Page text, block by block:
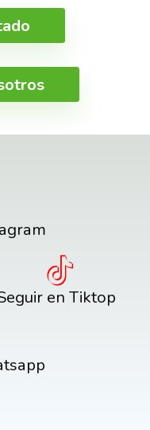
en Tiktop